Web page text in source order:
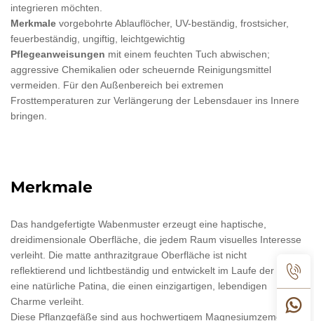
integrieren möchten.
Merkmale vorgebohrte Ablauflöcher, UV-beständig, frostsicher,
feuerbeständig, ungiftig, leichtgewichtig
Pflegeanweisungen mit einem feuchten Tuch abwischen;
aggressive Chemikalien oder scheuernde Reinigungsmittel
vermeiden. Für den Außenbereich bei extremen
Frosttemperaturen zur Verlängerung der Lebensdauer ins Innere
bringen.
Merkmale
Das handgefertigte Wabenmuster erzeugt eine haptische,
dreidimensionale Oberfläche, die jedem Raum visuelles Interesse
verleiht. Die matte anthrazitgraue Oberfläche ist nicht
reflektierend und lichtbeständig und entwickelt im Laufe der Zeit
eine natürliche Patina, die einen einzigartigen, lebendigen
Charme verleiht.
Diese Pflanzgefäße sind aus hochwertigem Magnesiumzement